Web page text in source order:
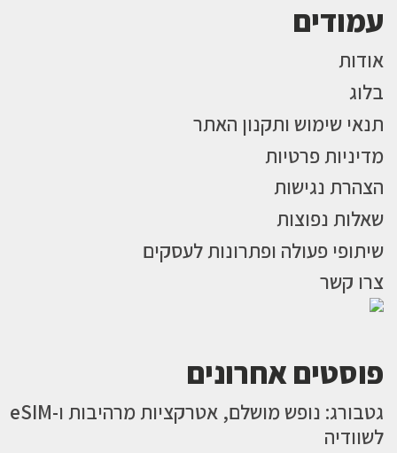
עמודים
אודות
בלוג
תנאי שימוש ותקנון האתר
מדיניות פרטיות
הצהרת נגישות
שאלות נפוצות
שיתופי פעולה ופתרונות לעסקים
צרו קשר
פוסטים אחרונים
גטבורג: נופש מושלם, אטרקציות מרהיבות ו-eSIM
לשוודיה